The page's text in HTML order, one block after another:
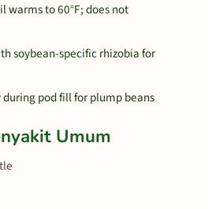
warms to 60°F; does not
soybean-specific rhizobia for
pod fill for plump beans
Umum